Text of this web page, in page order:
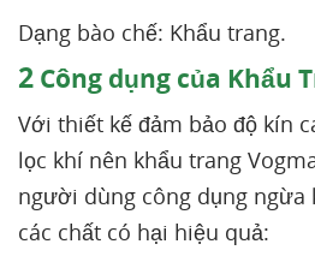
Dạng bào chế: Khẩu trang.
2 Công dụng của Khẩu
Với thiết kế đảm bảo độ kín
lọc khí nên khẩu trang
người dùng công dụng ngừa
các chất có hại hiệu quả: